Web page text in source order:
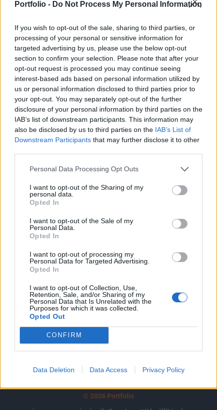
Portfolio - Do Not Process My Personal Information
If you wish to opt-out of the sale, sharing to third parties, or
processing of your personal or sensitive information for
targeted advertising by us, please use the below opt-out
section to confirm your selection. Please note that after your
opt-out request is processed you may continue seeing
interest-based ads based on personal information utilized by
us or personal information disclosed to third parties prior to
your opt-out. You may separately opt-out of the further
disclosure of your personal information by third parties on the
IAB’s list of downstream participants. This information may
also be disclosed by us to third parties on the IAB’s List of
Downstream Participants that may further disclose it to other
Personal Data Processing Opt Outs
I want to opt-out of the Sharing of my
personal data.
Opted In
I want to opt-out of the Sale of my
Personal Data.
Opted In
I want to opt-out of processing my
Personal Data for Targeted Advertising.
Opted In
I want to opt-out of Collection, Use,
Retention, Sale, and/or Sharing of my
Personal Data that Is Unrelated with the
Purposes for which it was collected.
Opted Out
CONFIRM
Data Deletion Data Access Privacy Policy
kőolajat Oroszországtól, és ezzel szükségleteinek
Iszlámábádban a két ország energiaügyi
minisztere.
Nyikolaj Sulginov orosz tárcavezető szerint a dél-ázsiai
ország "baráti országok fizetőeszközeivel" fog fizetni.
Szakértők szerint ez nagy könnyebbséget fog jelenteni a
gazdasági válsággal küzdő, 220 millió lakosú országnak,
amelynek devizatartaléka 4,6 milliárd dollár alá esett. Ez
alig három heti importra elegendő. Pakisztáni hivatali
partnerével, Ajáz Szadikkal közösen...
KEDVES OLVASÓNK!
tartozik, melynek olvasása előfizetéses
regisztrációhoz kötött.
Az előfizetés a következőket tartalmazza:
Portfolio.hu teljes cikkarchívum
kötéslistái
Előfizetés
MÁR ELŐFIZETŐNK VAGY?
© 2026 Portfolio